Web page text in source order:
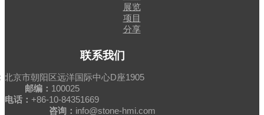
展览
项目
分享
联系我们
北京市朝阳区远洋国际中心D座1905
邮编： 100025
电话： +86-10-84351669
咨询： info@stone-hmi.com